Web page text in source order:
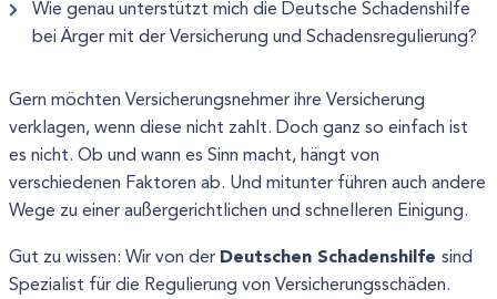
Wie genau unterstützt mich die Deutsche Schadenshilfe
bei Ärger mit der Versicherung und Schadensregulierung?
Gern möchten Versicherungsnehmer ihre Versicherung
verklagen, wenn diese nicht zahlt. Doch ganz so einfach ist
es nicht. Ob und wann es Sinn macht, hängt von
verschiedenen Faktoren ab. Und mitunter führen auch andere
Wege zu einer außergerichtlichen und schnelleren Einigung.
Gut zu wissen: Wir von der Deutschen Schadenshilfe sind
Spezialist für die Regulierung von Versicherungsschäden.